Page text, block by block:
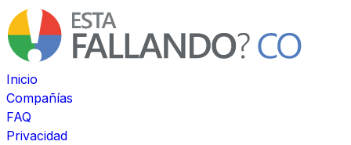
Inicio
Compañías
FAQ
Privacidad